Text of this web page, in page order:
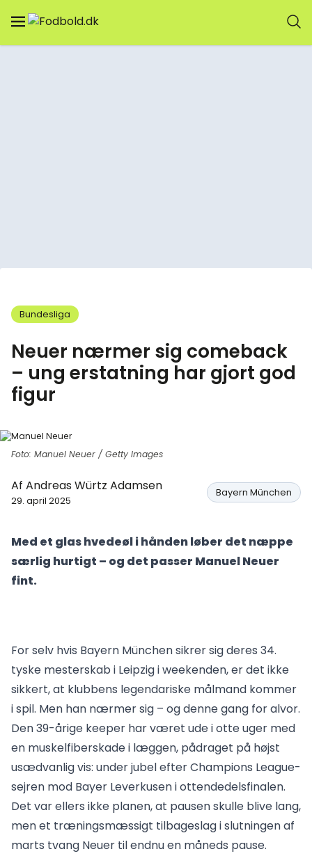
Bundesliga
Neuer nærmer sig comeback
– ung erstatning har gjort god
figur
Foto: Manuel Neuer / Getty Images
Af Andreas Würtz Adamsen
29. april 2025
Bayern München
Med et glas hvedeøl i hånden løber det næppe
særlig hurtigt – og det passer Manuel Neuer
fint.
For selv hvis Bayern München sikrer sig deres 34.
tyske mesterskab i Leipzig i weekenden, er det ikke
sikkert, at klubbens legendariske målmand kommer
i spil. Men han nærmer sig – og denne gang for alvor.
Den 39-årige keeper har været ude i otte uger med
en muskelfiberskade i læggen, pådraget på højst
usædvanlig vis: under jubel efter Champions League-
sejren mod Bayer Leverkusen i ottendedelsfinalen.
Det var ellers ikke planen, at pausen skulle blive lang,
men et træningsmæssigt tilbageslag i slutningen af
marts tvang Neuer til endnu en måneds pause.